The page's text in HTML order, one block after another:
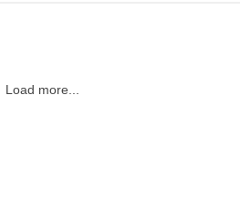
Load more...